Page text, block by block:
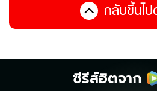
กลับขึ้นไ
ซีรีส์ฮิตจาก